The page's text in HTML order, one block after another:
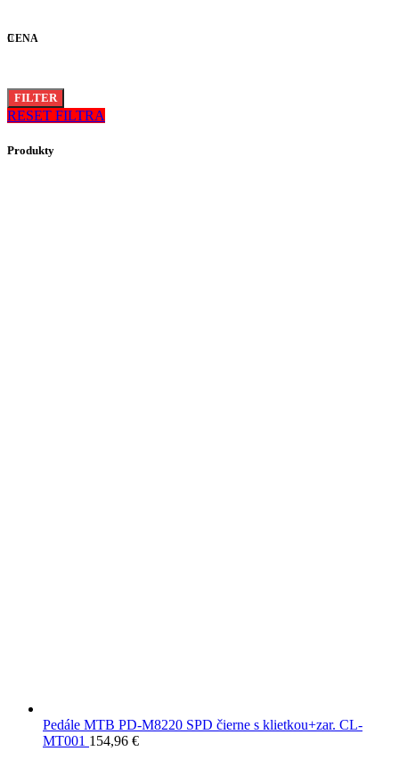
CENA
FILTER
RESET FILTRA
Produkty
Pedále MTB PD-M8220 SPD čierne s klietkou+zar. CL-
MT001 154,96 €